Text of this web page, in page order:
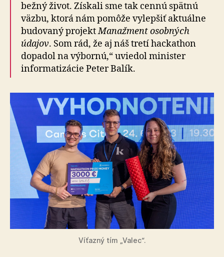
bežný život. Získali sme tak cennú spätnú
väzbu, ktorá nám pomôže vylepšiť aktuálne
budovaný projektManaž­ment osobných
údajov. Som rád, že aj náš tretí hackathon
dopadol na výbornú,“ uviedol minister
informatizácie Peter Balík.
Víťazný tím „Valec“.